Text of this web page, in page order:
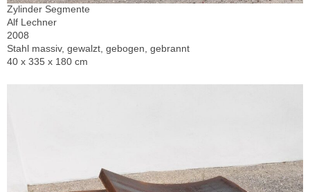
Zylinder Segmente
Alf Lechner
2008
Stahl massiv, gewalzt, gebogen, gebrannt
40 x 335 x 180 cm